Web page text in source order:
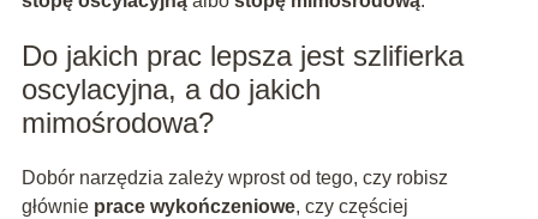
Do jakich prac lepsza jest szlifierka
oscylacyjna, a do jakich
mimośrodowa?
Dobór narzędzia zależy wprost od tego, czy robisz
głównie prace wykończeniowe, czy częściej